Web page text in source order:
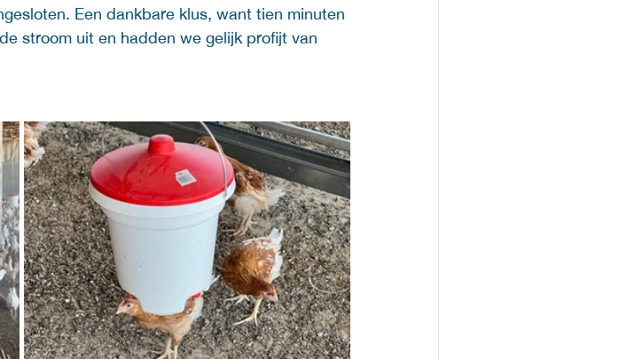
Een dankbare klus, want tien minuten
stroom uit en hadden we gelijk profijt van